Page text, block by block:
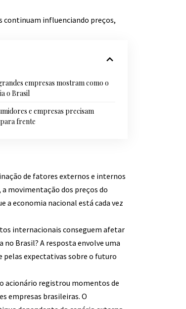
continuam influenciando preços,
empresas mostram como o
o Brasil
e empresas precisam
frente
de fatores externos e internos
movimentação dos preços do
a economia nacional está cada vez
internacionais conseguem afetar
Brasil? A resposta envolve uma
pelas expectativas sobre o futuro
acionário registrou momentos de
empresas brasileiras. O